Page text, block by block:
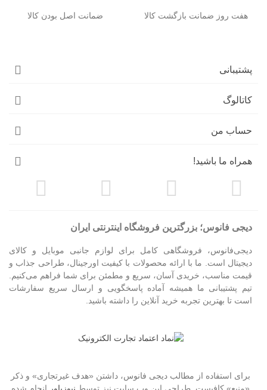
هفت روز ضمانت بازگشت کالا ضمانت اصل بودن کالا
پشتیبانی
کاتالوگ
حساب من
همراه ما باشید!
دیجی فانوس؛ بزرگترین فروشگاه اینترنتی ایران
دیجی‌فانوس، فروشگاهی کامل برای لوازم جانبی موبایل و کالای
دیجیتال است. ما با ارائه محصولات با کیفیت اورجینال، طراحی جذاب و
قیمت مناسب، خریدی آسان، سریع و مطمئن برای شما فراهم می‌کنیم.
تیم پشتیبانی ما همیشه آماده پاسخگویی و ارسال سریع سفارشات
است تا بهترین تجربه خرید آنلاین را داشته باشید.
برای استفاده از مطالب دیجی فانوس، داشتن «هدف غیرتجاری» و ذکر